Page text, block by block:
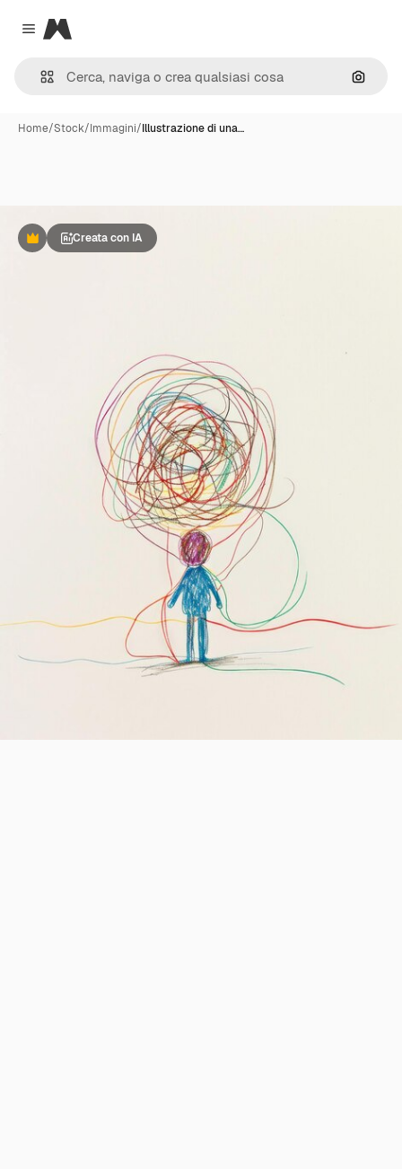
Close menu
Magnific
Cerca
Home/Stock/Immagini/Illustrazione di una…
PremiumCreata con IA